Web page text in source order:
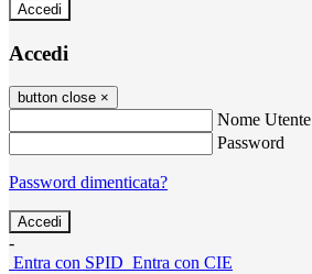
Accedi
Accedi
button close ×
Nome Utente
Password
Password dimenticata?
-
Entra con SPID Entra con CIE